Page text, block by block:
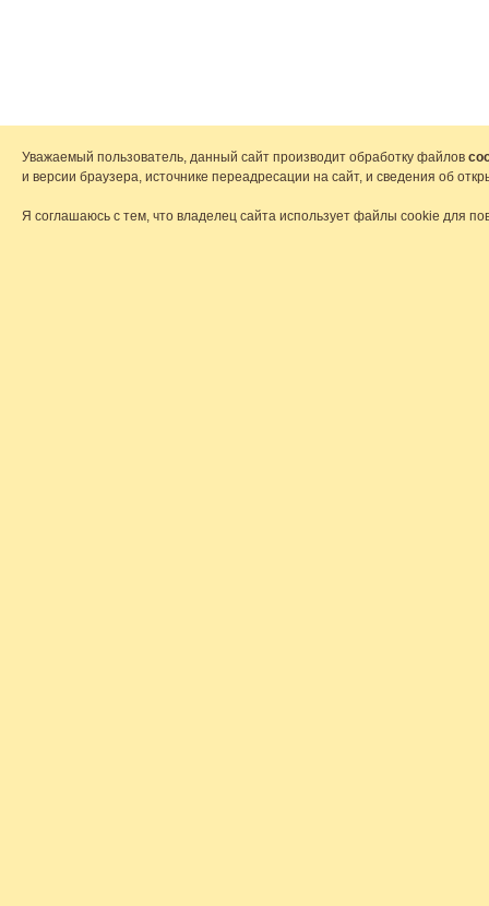
Уважаемый пользователь, данный сайт производит обработку файлов
и версии браузера, источнике переадресации на сайт, и сведения об
Я соглашаюсь с тем, что владелец сайта использует файлы cookie для